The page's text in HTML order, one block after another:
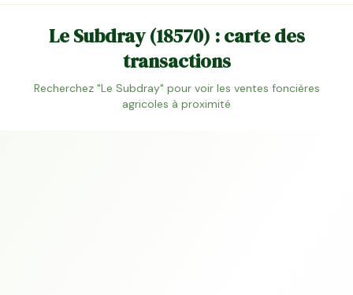
Le Subdray(18570) : carte des
transactions
Recherchez "Le Subdray" pour voir les ventes foncières
agricoles à proximité